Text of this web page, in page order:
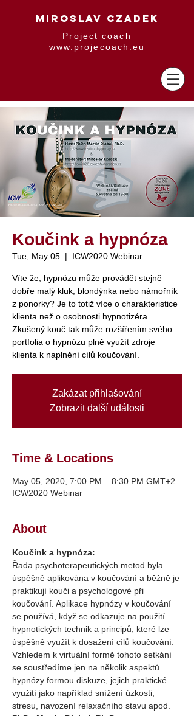
MIROSLAV CZADEK
Project coach
www.projecoach.eu
Koučink a hypnóza
Tue, May 05
  |
ICW2020 Webinar
Víte že, hypnózu může provádět stejně
dobře malý kluk, blondýnka nebo námořník
z ponorky? Je to totiž více o charakteristice
klienta než o osobnosti hypnotizéra.
Zkušený kouč tak může rozšířením svého
portfolia o hypnózu plně využít zdroje
klienta k naplnění cílů koučování.
Zakázat přihlašování
Zobrazit další události
Time & Locations
May 05, 2020, 7:00 PM – 8:30 PM GMT+2
ICW2020 Webinar
About
Koučink a hypnóza:
Řada psychoterapeutických metod byla
úspěšně aplikována v koučování a běžně je
praktikují kouči a psychologové při
koučování. Aplikace hypnózy v koučování
se používá, když se odkazuje na použití
hypnotických technik a principů, které lze
úspěšně využít k dosažení cílů koučování.
Vzhledem k virtuální formě tohoto setkání
se soustředíme jen na několik aspektů
hypnózy formou diskuze, jejich praktické
využití jako například snížení úzkosti,
stresu, navození relaxačního stavu apod.